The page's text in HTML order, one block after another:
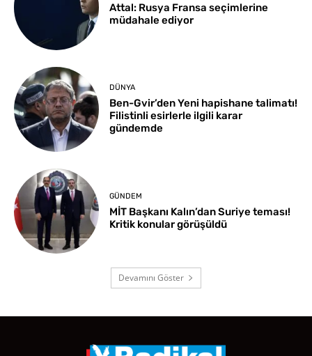
Attal: Rusya Fransa seçimlerine
müdahale ediyor
DÜNYA
Ben-Gvir’den Yeni hapishane talimatı!
Filistinli esirlerle ilgili karar
gündemde
GÜNDEM
MİT Başkanı Kalın’dan Suriye teması!
Kritik konular görüşüldü
Devamını Göster